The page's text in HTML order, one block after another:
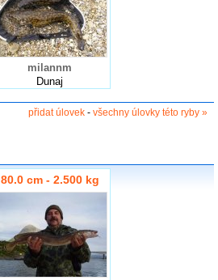
milannm
Dunaj
přidat úlovek - všechny úlovky této ryby »
80.0 cm - 2.500 kg